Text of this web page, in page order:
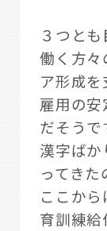
３つとも
働く方々
ア形成を
雇用の安
だそうで
漢字ば
ってきた
ここか
育訓練給